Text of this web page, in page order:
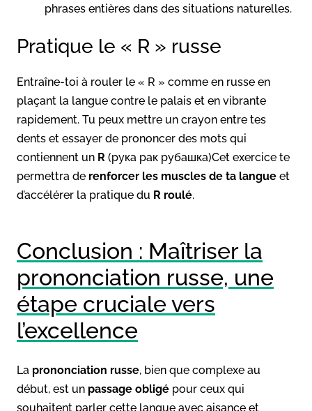
phrases entières dans des situations naturelles.
Pratique le « R » russe
Entraîne-toi à rouler le « R » comme en russe en
plaçant la langue contre le palais et en vibrante
rapidement. Tu peux mettre un crayon entre tes
dents et essayer de prononcer des mots qui
contiennent un R (рука рак рубашка)Cet exercice te
permettra de renforcer les muscles de ta langue et
d’accélérer la pratique du R roulé.
Conclusion : Maîtriser la
prononciation russe, une
étape cruciale vers
l’excellence
La prononciation russe, bien que complexe au
début, est un passage obligé pour ceux qui
souhaitent parler cette langue avec aisance et